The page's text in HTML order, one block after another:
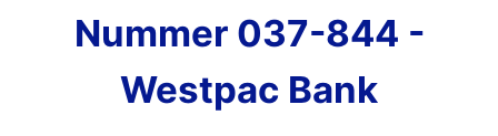
Nummer 037-844 -
Westpac Bank